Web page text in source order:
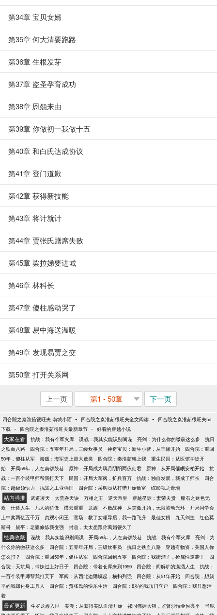
第34章 宝贝女婿
第35章 何大清要跑路
第36章 生根发芽
第37章 盗圣孕育成功
第38章 恩怨来由
第39章 你做初一我做十五
第40章 和白氏达成协议
第41章 登门道歉
第42章 获得新技能
第43章 将计就计
第44章 贾张氏蹭席失败
第45章 梁拉娣要进城
第46章 林科长
第47章 傻柱感动哭了
第48章 易中海送温暖
第49章 发现易贾之交
第50章 打开关系网
上一页 第1 - 50章 下一页
四合院之秦淮茹很旺夫 南城小陌 - 四合院之秦淮茹很旺夫全文阅读 -
四合院之秦淮茹很旺夫txt
下载 - 四合院之秦淮茹很旺夫最新章节 - 好看的穿越小说
大家在看 抗战：我有个军火库 谍战：我其实能识别间谍 亮剑：为什么你的缴获这么多
抗日
之铁血八路
四合院：五零年开局，三级炊事员 神奇宝贝：新生小智，从丰缘开始
四合院：重回
50年，傻柱从军
海贼：海军史上最大败类 四合院：秦淮茹赖上我
重生民国：从医馆学徒开
始
开局59年，人在南锣鼓巷 原神：开局成为璃月阴阳两仪仙君 原神：从开局催眠安柏开始
抗
战：一百个装甲师帮我打天下
民国：开局大军阀，扩兵百万 抗战：独自发展，我成了师长
四合
院：超级领悟力
抗战之工业强国 四合院：采购员从打猎开始致富 综影视之青璃
站内强推 武道凌天 太荒吞天诀 万相之王 逆天帝皇 穿越星际：妻荣夫贵
赌石之财色无
双
仕途人生 凡人的骄傲 谍云重重 龙族 不败战神 从笑傲开始，无限被动光环
开局同学会
上中奖两亿五千万
贞观小闲王 官场：救了女领导后，我一路飞升 最佳女婿 九天剑主
红色莫
斯科
躺平：老婆修炼我变强 封总，太太想跟你离婚很久了
经典收藏 谍战：我其实能识别间谍 开局59年，人在南锣鼓巷 抗战：我有个军火库
亮剑：为
什么你的缴获这么多
四合院：五零年开局，三级炊事员 抗日之铁血八路
穿越有物资，美国人你
怎么打？
四合院：重回50年，傻柱从军 四合院回到五零 四合院：我街溜子，捡属性逆袭！
四
合院：天坑局，带妹过上好日子
四合院：带着仓库来到1959 四合院：阎解旷的潇洒人生
抗战：
一百个装甲师帮我打天下
军阀：从西北边陲崛起，横扫列强 四合院：从51年开始
四合院，想躺
平的我却化身工具人
四合院：贾张氏的快乐生活 四合院：8岁的我顶门立户
四合院：我只想活
着
最近更新 斗罗龙族入世 美漫：从获得美队血清开始 祁同伟握大狙，监督沙瑞金侯亮平
当铠